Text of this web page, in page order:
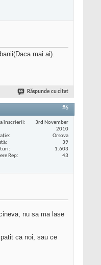
mai ai).
Răspunde cu citat
#6
înscrierii
3rd November
2010
Orsova
39
1.603
Rep
43
nu sa ma lase
ca noi, sau ce